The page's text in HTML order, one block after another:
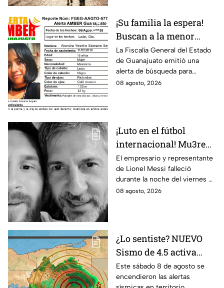
¡Su familia la espera!
Buscan a la menor
Alondra Yoselin
Samano Segura
desaparecida en León
La Fiscalía General del Estado
de Guanajuato emitió una
alerta de búsqueda para
localizar a la menor Alondra
08 agosto, 2026
¡Luto en el fútbol
internacional! Mu3re
Jorge Messi padre de
Lionel; esto se sabe
El empresario y representante
de Lionel Messi falleció
durante la noche del viernes 7
de agosto en Argentina
08 agosto, 2026
¿Lo sentiste? NUEVO
Sismo de 4.5 activa
alertas en varios
puntos de México
Este sábado 8 de agosto se
encendieron las alertas